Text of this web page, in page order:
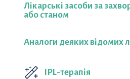
Лікарські засоби за
або станом
Аналоги деяких відомих
IPL-терапія